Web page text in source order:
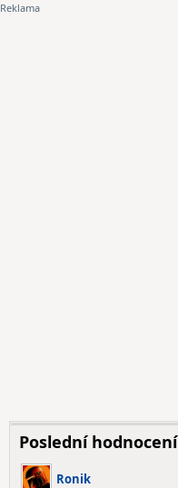
Poslední hodnocení
Ronik